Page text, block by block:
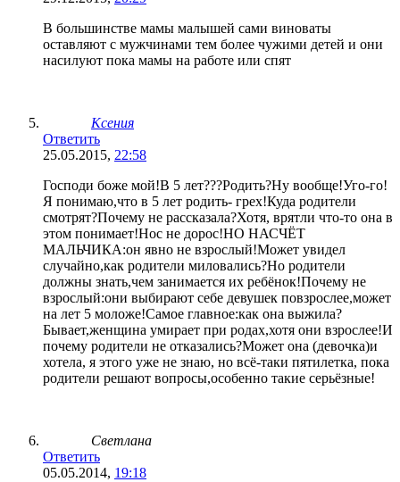
В большинстве мамы малышей сами виноваты
оставляют с мужчинами тем более чужими детей и они
насилуют пока мамы на работе или спят
Ксения
Ответить
25.05.2015, 22:58
Господи боже мой!В 5 лет???Родить?Ну вообще!Уго-го!
Я понимаю,что в 5 лет родить- грех!Куда родители
смотрят?Почему не рассказала?Хотя, врятли что-то она в
этом понимает!Нос не дорос!НО НАСЧЁТ
МАЛЬЧИКА:он явно не взрослый!Может увидел
случайно,как родители миловались?Но родители
должны знать,чем занимается их ребёнок!Почему не
взрослый:они выбирают себе девушек повзрослее,может
на лет 5 моложе!Самое главное:как она выжила?
Бывает,женщина умирает при родах,хотя они взрослее!И
почему родители не отказались?Может она (девочка)и
хотела, я этого уже не знаю, но всё-таки пятилетка, пока
родители решают вопросы,особенно такие серьёзные!
Светлана
Ответить
05.05.2014, 19:18